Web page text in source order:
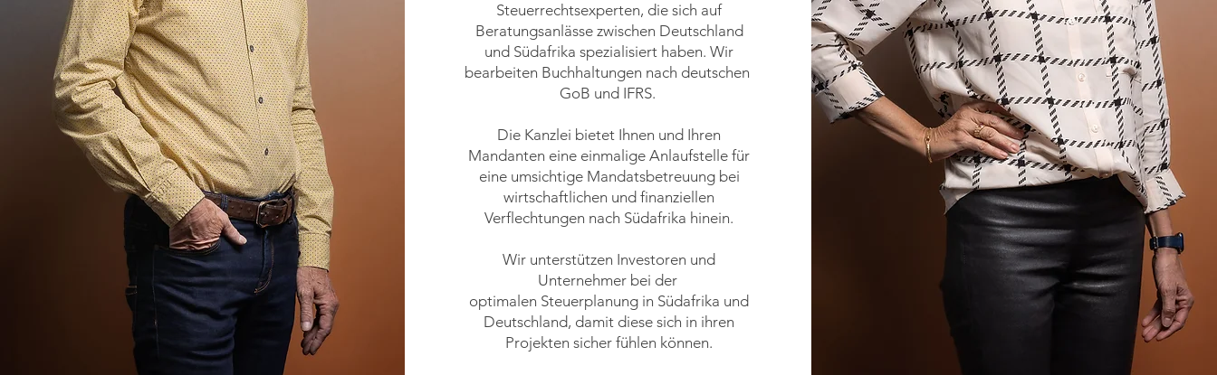
Steuerrechtsexperten, die sich auf
Beratungsanlässe zwischen Deutschland
und Südafrika spezialisiert haben. Wir
bearbeiten Buchhaltungen nach deutschen
GoB und IFRS.
Die Kanzlei bietet Ihnen und Ihren
Mandanten eine einmalige Anlaufstelle für
eine umsichtige Mandatsbetreuung bei
wirtschaftlichen und finanziellen
Verflechtungen nach Südafrika hinein.
Wir unterstützen Investoren und
Unternehmer bei der
optimalen Steuerplanung in Südafrika und
Deutschland, damit diese sich in ihren
Projekten sicher fühlen können.